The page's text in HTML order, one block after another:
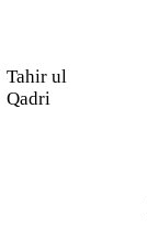
Tahir ul
Qadri